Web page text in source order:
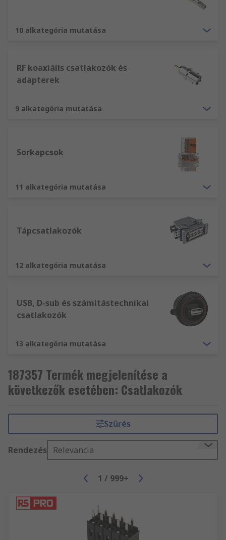
Áramcsatlakozók
Audio- és video-csatlakozók
Hálózati és telekommunikációs csatlakozók
USB-, D-Sub és számítógépes csatlakozók
sorkapcsok és DIN-sínes csatlakozók
10 alkategória mutatása
RF koaxiális csatlakozók és
adapterek
9 alkategória mutatása
Sorkapcsok
11 alkategória mutatása
Tápcsatlakozók
12 alkategória mutatása
USB, D-sub és számítástechnikai
csatlakozók
13 alkategória mutatása
187357 Termék megjelenítése a
következők esetében: Csatlakozók
Szűrés
Rendezés Relevancia
1 / 999+